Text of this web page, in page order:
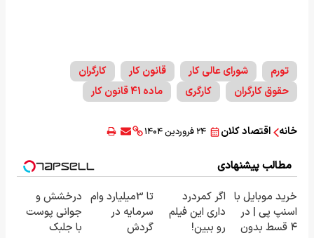
تورم شورای عالی کار قانون کار
کارگران
حقوق کارگران
کارگری ماده 41 قانون کار
خانه اقتصاد کلان ۲۴ فروردین ۱۴۰۴
مطالب پیشنهادی
خرید موبایل با
اسنپ پی | در
۴ قسط بدون
اگر کمردرد
داری این فیلم
رو ببین!
تا 3میلیارد وام
سرمایه در
گردش
درخشش و
جوانی پوست
با جلبک